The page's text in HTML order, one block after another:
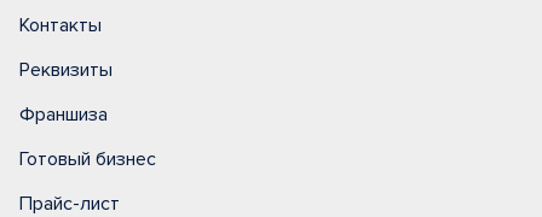
Контакты
Реквизиты
Франшиза
Готовый бизнес
Прайс-лист